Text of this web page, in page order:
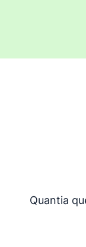
Quantia